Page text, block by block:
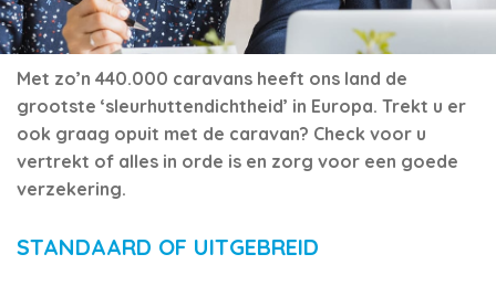
Met zo’n 440.000 caravans heeft ons land de
grootste ‘sleurhuttendichtheid’ in Europa. Trekt u er
ook graag opuit met de caravan? Check voor u
vertrekt of alles in orde is en zorg voor een goede
verzekering.
STANDAARD OF UITGEBREID